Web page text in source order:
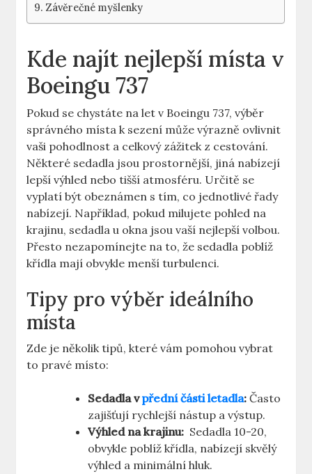
Závěrečné myšlenky
Kde najít nejlepší místa v
Boeingu 737
Pokud se chystáte⁢ na let​ v Boeingu 737, výběr
správného místa ⁣k sezení může výrazně ovlivnit
vaši ⁣pohodlnost a ⁤celkový zážitek‌ z cestování.
Některé⁤ sedadla ​jsou prostornější, jiná ‌nabízejí
lepší⁤ výhled nebo tišší atmosféru. Určitě se
vyplatí být obeznámen⁣ s tím, co jednotlivé ⁤řady
nabízejí. Například, pokud milujete pohled na
krajinu, sedadla u okna jsou vaší⁣ nejlepší volbou.
Přesto nezapomínejte na to, že sedadla poblíž
křídla mají obvykle menší turbulenci.
Tipy pro výběr ideálního
místa
Zde ⁢je několik tipů, které vám pomohou vybrat
⁣to pravé ‍místo:
Sedadla vpřední části letadla: Často
zajišťují rychlejší nástup ⁢a​ výstup.
Výhled na krajinu: ‍ Sedadla 10-20,
obvykle poblíž křídla,​ nabízejí‌ skvělý
výhled a minimální hluk.